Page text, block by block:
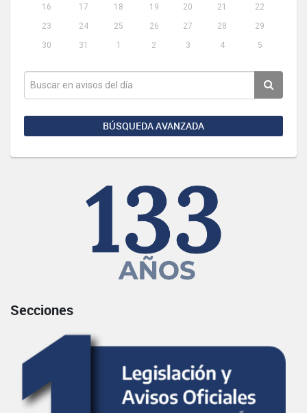
16
17 18 19 20 21
22
23
24 25 26 27 28
29
30
31 1 2 3 4 5
BÚSQUEDA AVANZADA
Secciones